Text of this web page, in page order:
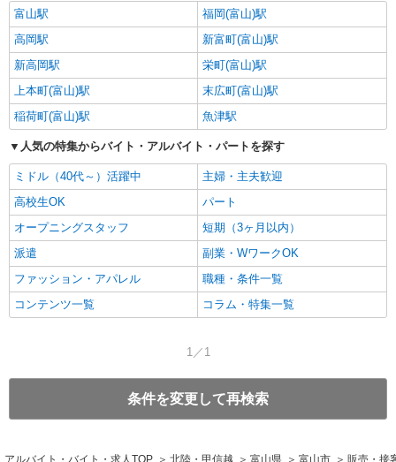
富山駅
福岡(富山)駅
高岡駅
新富町(富山)駅
新高岡駅
栄町(富山)駅
上本町(富山)駅
末広町(富山)駅
稲荷町(富山)駅
魚津駅
人気の特集からバイト・アルバイト・パートを探す
ミドル（40代～）活躍中
主婦・主夫歓迎
高校生OK
パート
オープニングスタッフ
短期（3ヶ月以内）
派遣
副業・WワークOK
ファッション・アパレル
職種・条件一覧
コンテンツ一覧
コラム・特集一覧
1／1
条件を変更して再検索
アルバイト・バイト・求人TOP 北陸・甲信越 富山県 富山市 販売・接